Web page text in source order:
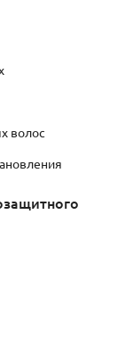
волос